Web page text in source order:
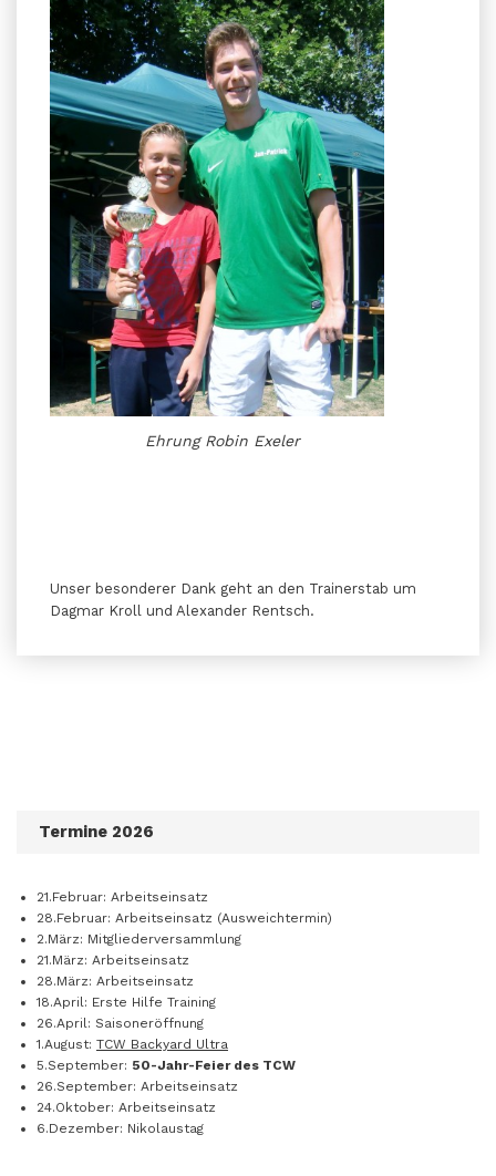
Ehrung Robin Exeler
Unser besonderer Dank geht an den Trainerstab um
Dagmar Kroll und Alexander Rentsch.
Termine 2026
21.Februar: Arbeitseinsatz
28.Februar: Arbeitseinsatz (Ausweichtermin)
2.März: Mitgliederversammlung
21.März: Arbeitseinsatz
28.März: Arbeitseinsatz
18.April: Erste Hilfe Training
26.April: Saisoneröffnung
1.August: TCW Backyard Ultra
5.September: 50-Jahr-Feier des TCW
26.September: Arbeitseinsatz
24.Oktober: Arbeitseinsatz
6.Dezember: Nikolaustag